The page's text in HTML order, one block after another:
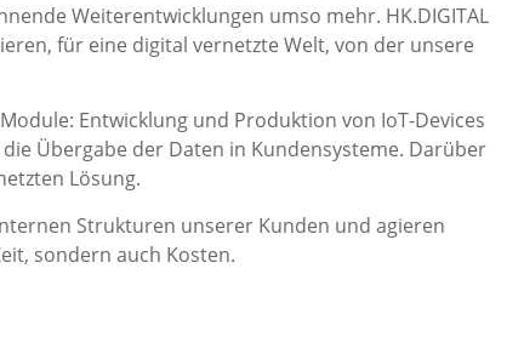
Weiterentwicklungen umso mehr. HK.DIGITAL
für eine digital vernetzte Welt, von der unsere
Entwicklung und Produktion von IoT-Devices
Übergabe der Daten in Kundensysteme. Darüber
Lösung.
Strukturen unserer Kunden und agieren
sondern auch Kosten.